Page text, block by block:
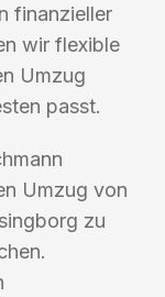
finanzieller
wir flexible
Umzug
passt.
Umzug von
zu